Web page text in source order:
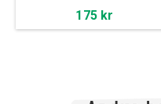
175 kr